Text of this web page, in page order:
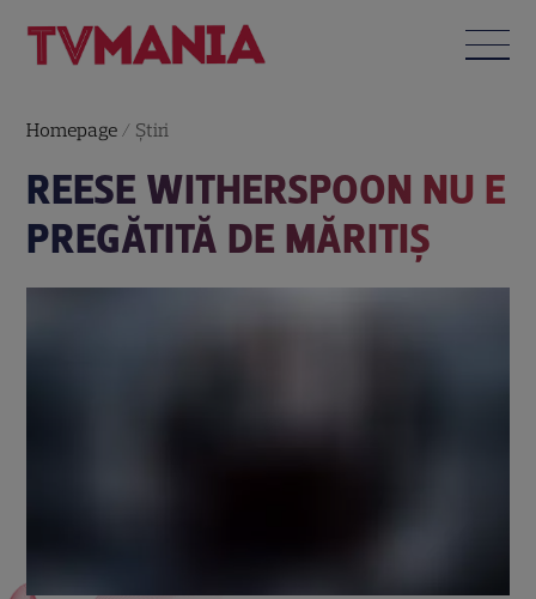
Homepage / Știri
REESE WITHERSPOON NU E
PREGĂTITĂ DE MĂRITIŞ